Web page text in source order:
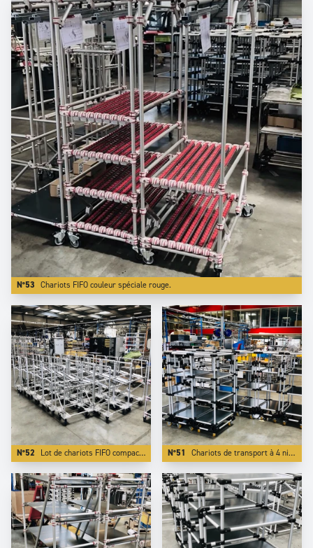
N°53 Chariots FIFO couleur spéciale rouge.
N°52 Lot de chariots FIFO compacts a un seul niveau . L'utilisation de l'Aluminum divise le poids du système par 2. N°51 Chariots de transport à 4 niveaux.